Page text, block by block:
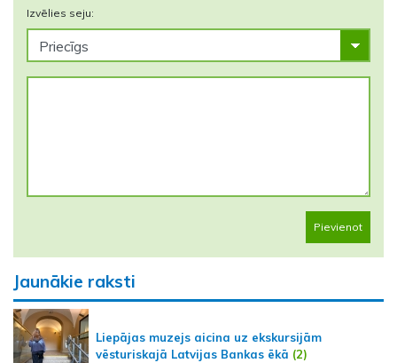
Izvēlies seju:
Pievienot
Jaunākie raksti
Liepājas muzejs aicina uz ekskursijām
vēsturiskajā Latvijas Bankas ēkā (2)